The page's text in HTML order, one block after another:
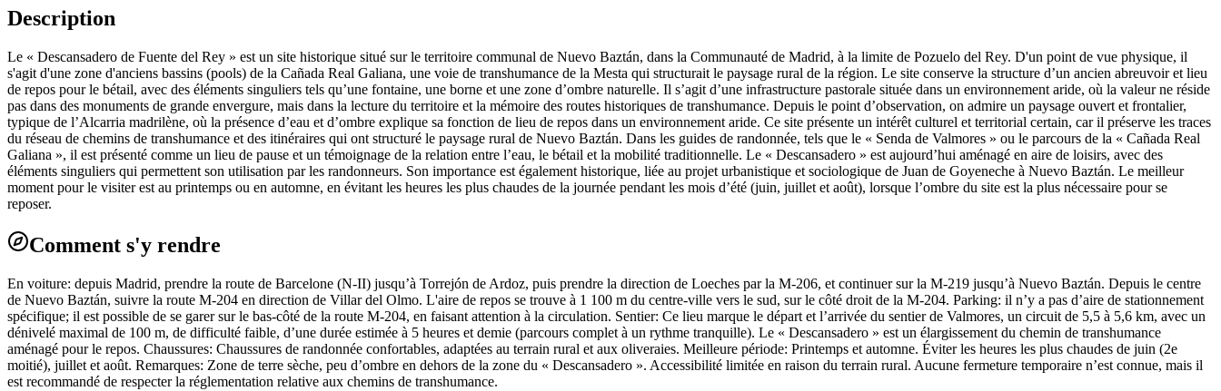
Description
Le « Descansadero de Fuente del Rey » est un site historique situé sur le territoire communal de Nuevo Baztán, dans la Communauté de Madrid, à la limite de Pozuelo del Rey. D'un point de vue physique, il
s'agit d'une zone d'anciens bassins (pools) de la Cañada Real Galiana, une voie de transhumance de la Mesta qui structurait le paysage rural de la région. Le site conserve la structure d’un ancien abreuvoir et lieu
de repos pour le bétail, avec des éléments singuliers tels qu’une fontaine, une borne et une zone d’ombre naturelle. Il s’agit d’une infrastructure pastorale située dans un environnement aride, où la valeur ne réside
pas dans des monuments de grande envergure, mais dans la lecture du territoire et la mémoire des routes historiques de transhumance. Depuis le point d’observation, on admire un paysage ouvert et frontalier,
typique de l’Alcarria madrilène, où la présence d’eau et d’ombre explique sa fonction de lieu de repos dans un environnement aride. Ce site présente un intérêt culturel et territorial certain, car il préserve les traces
du réseau de chemins de transhumance et des itinéraires qui ont structuré le paysage rural de Nuevo Baztán. Dans les guides de randonnée, tels que le « Senda de Valmores » ou le parcours de la « Cañada Real
Galiana », il est présenté comme un lieu de pause et un témoignage de la relation entre l’eau, le bétail et la mobilité traditionnelle. Le « Descansadero » est aujourd’hui aménagé en aire de loisirs, avec des
éléments singuliers qui permettent son utilisation par les randonneurs. Son importance est également historique, liée au projet urbanistique et sociologique de Juan de Goyeneche à Nuevo Baztán. Le meilleur
moment pour le visiter est au printemps ou en automne, en évitant les heures les plus chaudes de la journée pendant les mois d’été (juin, juillet et août), lorsque l’ombre du site est la plus nécessaire pour se
reposer.
Comment s'y rendre
En voiture: depuis Madrid, prendre la route de Barcelone (N-II) jusqu’à Torrejón de Ardoz, puis prendre la direction de Loeches par la M-206, et continuer sur la M-219 jusqu’à Nuevo Baztán. Depuis le centre
de Nuevo Baztán, suivre la route M-204 en direction de Villar del Olmo. L'aire de repos se trouve à 1 100 m du centre-ville vers le sud, sur le côté droit de la M-204. Parking: il n’y a pas d’aire de stationnement
spécifique; il est possible de se garer sur le bas-côté de la route M-204, en faisant attention à la circulation. Sentier: Ce lieu marque le départ et l’arrivée du sentier de Valmores, un circuit de 5,5 à 5,6 km, avec un
dénivelé maximal de 100 m, de difficulté faible, d’une durée estimée à 5 heures et demie (parcours complet à un rythme tranquille). Le « Descansadero » est un élargissement du chemin de transhumance
aménagé pour le repos. Chaussures: Chaussures de randonnée confortables, adaptées au terrain rural et aux oliveraies. Meilleure période: Printemps et automne. Éviter les heures les plus chaudes de juin (2e
moitié), juillet et août. Remarques: Zone de terre sèche, peu d’ombre en dehors de la zone du « Descansadero ». Accessibilité limitée en raison du terrain rural. Aucune fermeture temporaire n’est connue, mais il
est recommandé de respecter la réglementation relative aux chemins de transhumance.